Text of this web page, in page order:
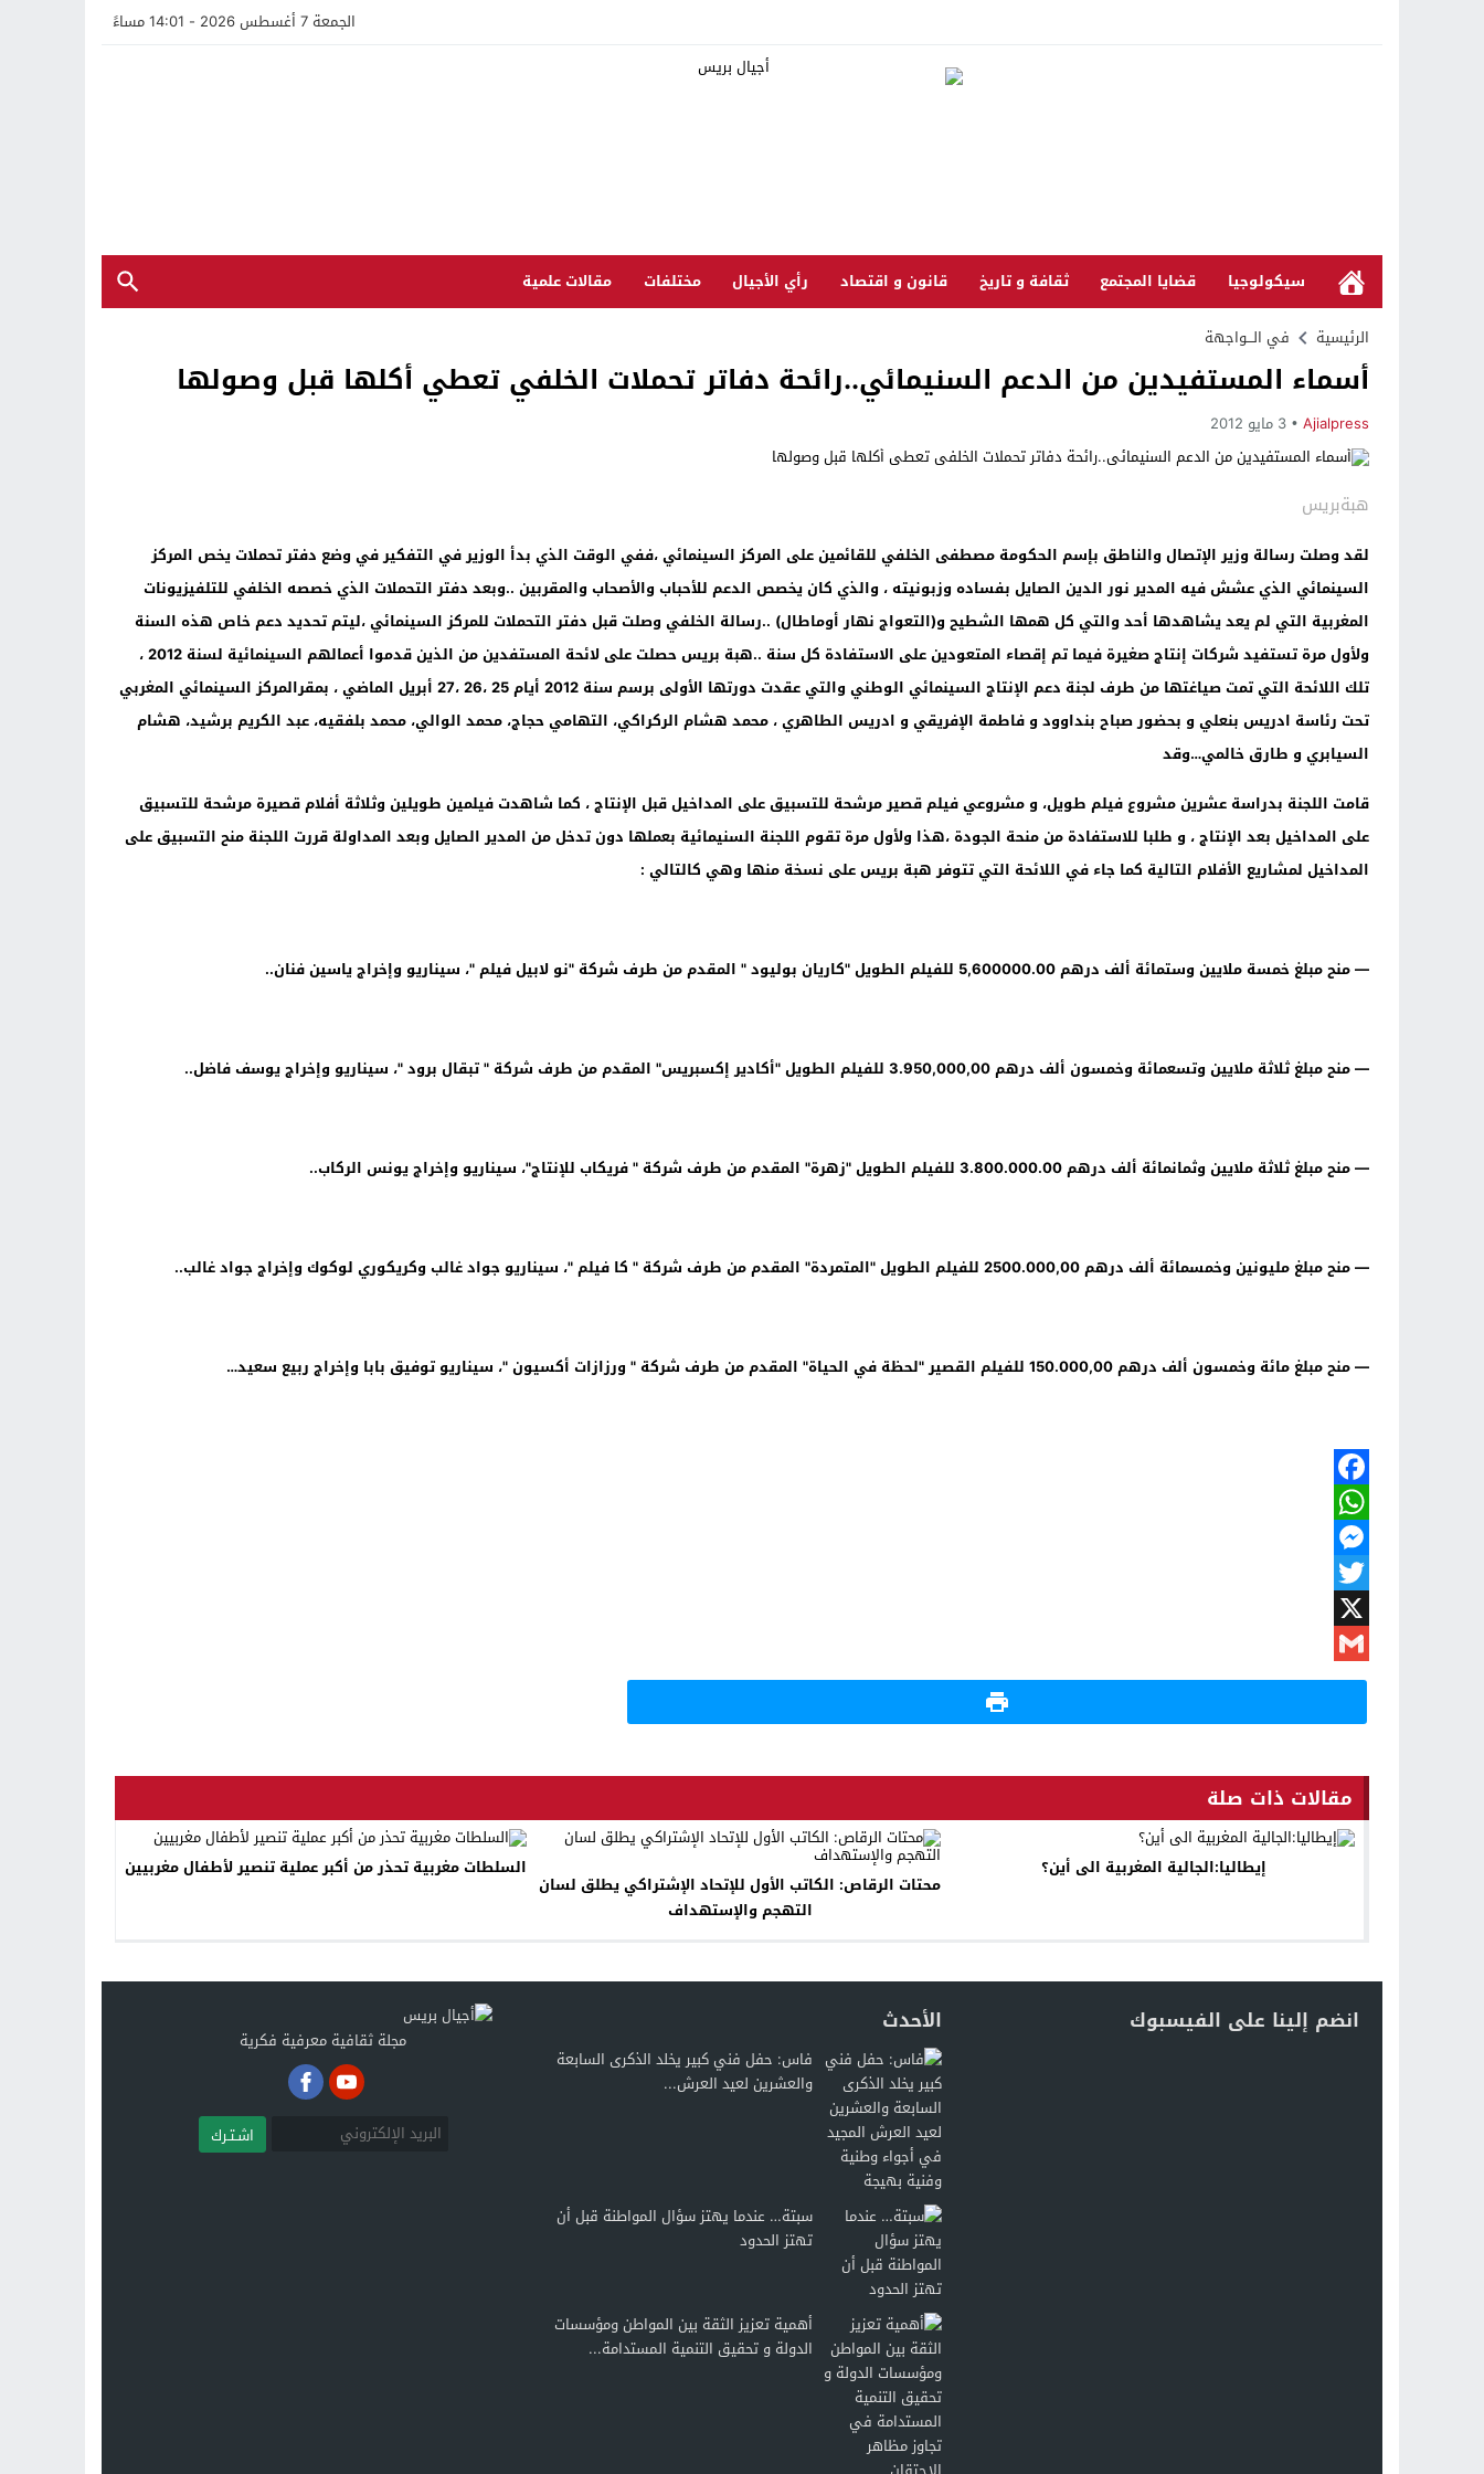
الجمعة 7 أغسطس 2026 - 14:01 مساءً
سيكولوجيا قضايا المجتمع ثقافة و تاريخ قانون و اقتصاد رأي الأجيال مختلفات مقالات علمية
الرئيسية في الـــواجهة
أسماء المستفيدين من الدعم السنيمائي..رائحة دفاتر تحملات الخلفي تعطي أكلها قبل وصولها
Ajialpress 3 مايو 2012
هبةبريس
لقد وصلت رسالة وزير الإتصال والناطق بإسم الحكومة مصطفى الخلفي للقائمين على المركز السينمائي ،ففي الوقت الذي بدأ الوزير في التفكير في وضع دفتر تحملات يخص المركز
السينمائي الذي عشش فيه المدير نور الدين الصايل بفساده وزبونيته ، والذي كان يخصص الدعم للأحباب والأصحاب والمقربين ..وبعد دفتر التحملات الذي خصصه الخلفي للتلفيزيونات
المغربية التي لم يعد يشاهدها أحد والتي كل همها الشطيح و(التعواج نهار أوماطال) ..رسالة الخلفي وصلت قبل دفتر التحملات للمركز السينمائي ،ليتم تحديد دعم خاص هذه السنة
ولأول مرة تستفيد شركات إنتاج صغيرة فيما تم إقصاء المتعودين على الاستفادة كل سنة ..هبة بريس حصلت على لائحة المستفدين من الذين قدموا أعمالهم السينمائية لسنة 2012 ،
تلك اللائحة التي تمت صياغتها من طرف لجنة دعم الإنتاج السينمائي الوطني والتي عقدت دورتها الأولى برسم سنة 2012 أيام 25 ،26 ،27 أبريل الماضي ، بمقرالمركز السينمائي المغربي
تحت رئاسة ادريس بنعلي و بحضور صباح بنداوود و فاطمة الإفريقي و ادريس الطاهري ، محمد هشام الركراكي، التهامي حجاج، محمد الوالي، محمد بلفقيه، عبد الكريم برشيد، هشام
السيابري و طارق خالمي…وقد
قامت اللجنة بدراسة عشرين مشروع فيلم طويل، و مشروعي فيلم قصير مرشحة للتسبيق على المداخيل قبل الإنتاج ، كما شاهدت فيلمين طويلين وثلاثة أفلام قصيرة مرشحة للتسبيق
على المداخيل بعد الإنتاج ، و طلبا للاستفادة من منحة الجودة ،هذا ولأول مرة تقوم اللجنة السنيمائية بعملها دون تدخل من المدير الصايل وبعد المداولة قررت اللجنة منح التسبيق على
المداخيل لمشاريع الأفلام التالية كما جاء في اللائحة التي تتوفر هبة بريس على نسخة منها وهي كالتالي :
— منح مبلغ خمسة ملايين وستمائة ألف درهم 5,600000.00 للفيلم الطويل "كاريان بوليود " المقدم من طرف شركة "نو لابيل فيلم "، سيناريو وإخراج ياسين فنان..
— منح مبلغ ثلاثة ملايين وتسعمائة وخمسون ألف درهم 3.950,000,00 للفيلم الطويل "أكادير إكسبريس" المقدم من طرف شركة " تبقال برود "، سيناريو وإخراج يوسف فاضل..
— منح مبلغ ثلاثة ملايين وثمانمائة ألف درهم 3.800.000.00 للفيلم الطويل "زهرة" المقدم من طرف شركة " فريكاب للإنتاج"، سيناريو وإخراج يونس الركاب..
— منح مبلغ مليونين وخمسمائة ألف درهم 2500.000,00 للفيلم الطويل "المتمردة" المقدم من طرف شركة " كا فيلم "، سيناريو جواد غالب وكريكوري لوكوك وإخراج جواد غالب..
— منح مبلغ مائة وخمسون ألف درهم 150.000,00 للفيلم القصير "لحظة في الحياة" المقدم من طرف شركة " ورزازات أكسيون "، سيناريو توفيق بابا وإخراج ربيع سعيد…
Facebook
WhatsApp
Messenger
Twitter
X
Gmail
مقالات ذات صلة
إيطاليا:الجالية المغربية الى أين؟
محتات الرقاص: الكاتب الأول للإتحاد الإشتراكي يطلق لسان
التهجم والإستهداف
السلطات مغربية تحذر من أكبر عملية تنصير لأطفال مغربيين
انضم إلينا على الفيسبوك الأحدث
فاس: حفل فني كبير يخلد الذكرى السابعة
والعشرين لعيد العرش...
سبتة… عندما يهتز سؤال المواطنة قبل أن
تهتز الحدود
أهمية تعزيز الثقة بين المواطن ومؤسسات
الدولة و تحقيق التنمية المستدامة...
مجلة ثقافية معرفية فكرية
اشـتـرك